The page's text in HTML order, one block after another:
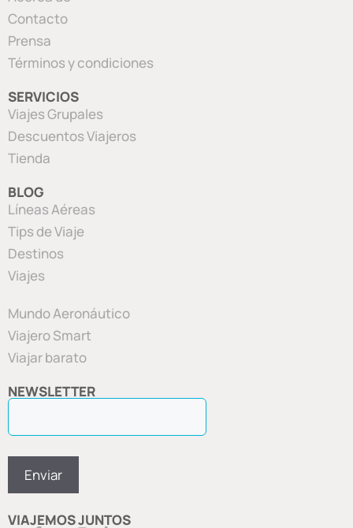
Contacto
Prensa
Términos y condiciones
SERVICIOS
Viajes Grupales
Descuentos Viajeros
Tienda
BLOG
Líneas Aéreas
Tips de Viaje
Destinos
Viajes
Mundo Aeronáutico
Viajero Smart
Viajar barato
NEWSLETTER
VIAJEMOS JUNTOS